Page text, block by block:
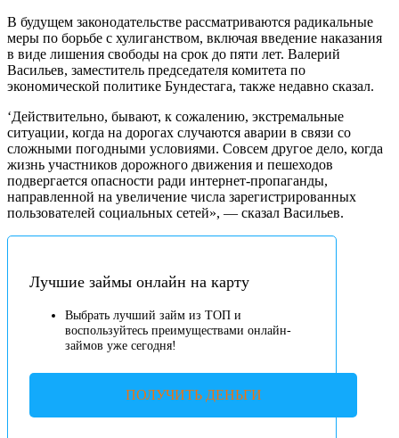
В будущем законодательстве рассматриваются радикальные
меры по борьбе с хулиганством, включая введение наказания
в виде лишения свободы на срок до пяти лет. Валерий
Васильев, заместитель председателя комитета по
экономической политике Бундестага, также недавно сказал.
‘Действительно, бывают, к сожалению, экстремальные
ситуации, когда на дорогах случаются аварии в связи со
сложными погодными условиями. Совсем другое дело, когда
жизнь участников дорожного движения и пешеходов
подвергается опасности ради интернет-пропаганды,
направленной на увеличение числа зарегистрированных
пользователей социальных сетей», — сказал Васильев.
Лучшие займы онлайн на карту
Выбрать лучший займ из ТОП и
воспользуйтесь преимуществами онлайн-
займов уже сегодня!
ПОЛУЧИТЬ ДЕНЬГИ